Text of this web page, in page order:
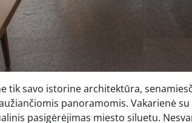
tik savo istorine architektūra,
panoramomis. Vakarienė
pasigėrėjimas miesto siluetu.